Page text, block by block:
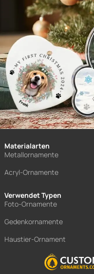
Materialarten
Metallornamente
Acryl-Ornamente
Verwendet Typen
Foto-Ornamente
Gedenkornamente
Haustier-Ornament